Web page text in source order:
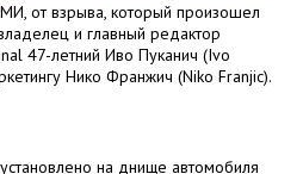
от взрыва, который произошел
и главный редактор
47-летний Иво Пуканич (Ivo
Нико Франжич (Niko Franjic).
на днище автомобиля